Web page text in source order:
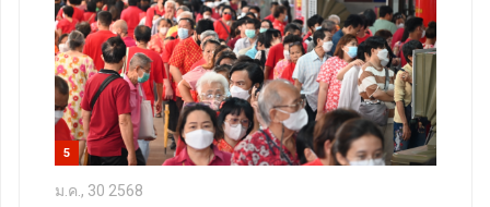
5
ม.ค., 30 2568